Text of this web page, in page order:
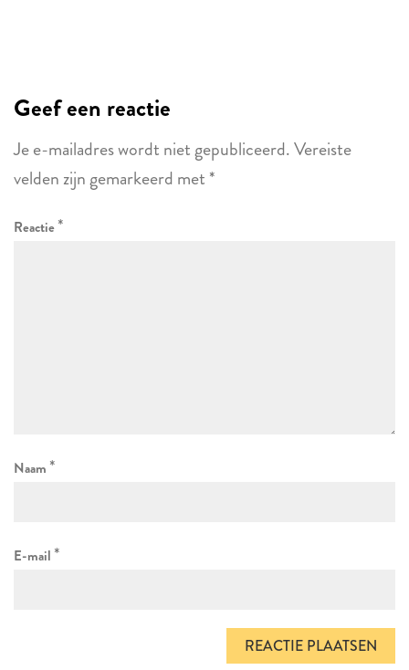
Geef een reactie
Je e-mailadres wordt niet gepubliceerd.Vereiste
velden zijn gemarkeerd met *
Reactie*
Naam *
E-mail *